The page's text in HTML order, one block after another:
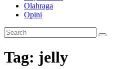
Olahraga
Opini
Tag: jelly